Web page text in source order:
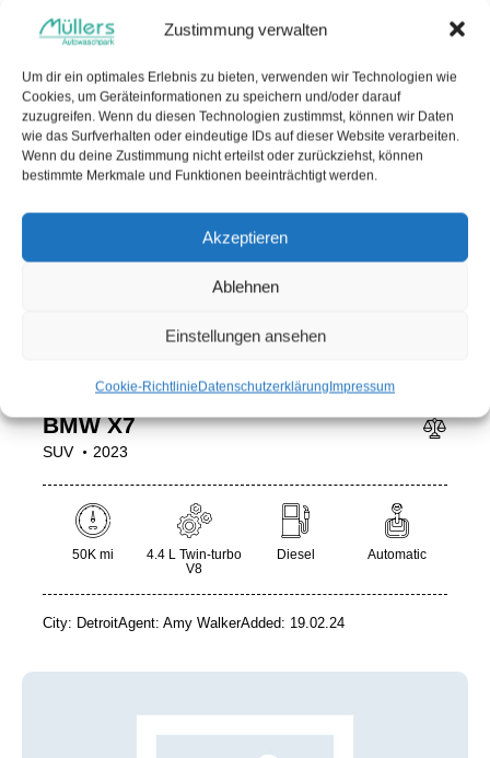
Zustimmung verwalten
Um dir ein optimales Erlebnis zu bieten, verwenden wir Technologien wie
Cookies, um Geräteinformationen zu speichern und/oder darauf
zuzugreifen. Wenn du diesen Technologien zustimmst, können wir Daten
wie das Surfverhalten oder eindeutige IDs auf dieser Website verarbeiten.
Wenn du deine Zustimmung nicht erteilst oder zurückziehst, können
bestimmte Merkmale und Funktionen beeinträchtigt werden.
Akzeptieren
Ablehnen
Einstellungen ansehen
Cookie-RichtlinieDatenschutzerklärungImpressum
1000 mi Gasoline / Petrol
City: MiamiAgent: Frank LewisAdded: 20.02.24
BMW X7
SUV 2023
50K mi
4.4 L Twin-turbo
V8
Diesel Automatic
City: DetroitAgent: Amy WalkerAdded: 19.02.24